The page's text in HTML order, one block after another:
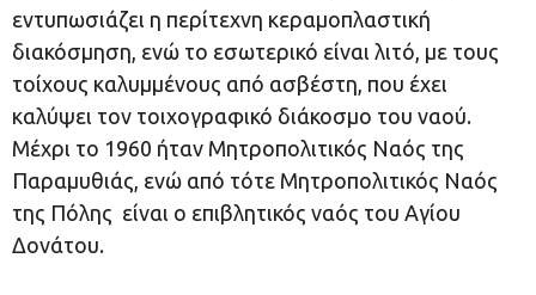
εντυπωσιάζει η περίτεχνη κεραμοπλαστική
διακόσμηση, ενώ το εσωτερικό είναι λιτό, με τους
τοίχους καλυμμένους από ασβέστη, που έχει
καλύψει τον τοιχογραφικό διάκοσμο του ναού.
Μέχρι το 1960 ήταν Μητροπολιτικός Ναός της
Παραμυθιάς, ενώ από τότε Μητροπολιτικός Ναός
της Πόλης είναι ο επιβλητικός ναός του Αγίου
Δονάτου.